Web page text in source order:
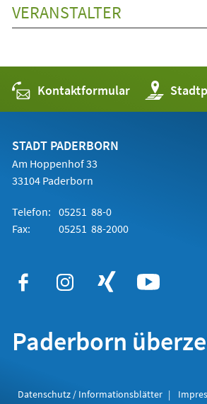
VERANSTALTER
Kontaktformular (Öffnet
in
einem
STADT PADERBORN
Am Hoppenhof 33
33104 Paderborn
Telefon: 05251 88-0
Fax:
05251 88-2000
Paderborn
Datenschutz / Informationsblätter